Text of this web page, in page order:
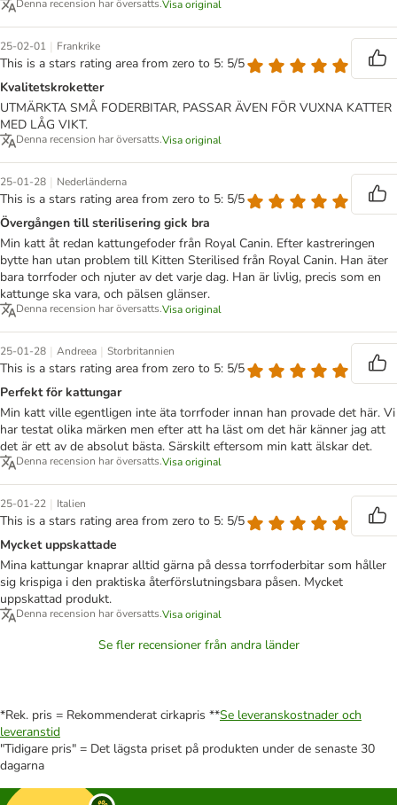
Denna recension har översatts.Visa original
25-02-01 | Frankrike
This is a stars rating area from zero to 5: 5/5
Kvalitetskroketter
UTMÄRKTA SMÅ FODERBITAR, PASSAR ÄVEN FÖR VUXNA KATTER
MED LÅG VIKT.
Denna recension har översatts.Visa original
25-01-28 | Nederländerna
This is a stars rating area from zero to 5: 5/5
Övergången till sterilisering gick bra
Min katt åt redan kattungefoder från Royal Canin. Efter kastreringen
bytte han utan problem till Kitten Sterilised från Royal Canin. Han äter
bara torrfoder och njuter av det varje dag. Han är livlig, precis som en
kattunge ska vara, och pälsen glänser.
Denna recension har översatts.Visa original
25-01-28 | Andreea | Storbritannien
This is a stars rating area from zero to 5: 5/5
Perfekt för kattungar
Min katt ville egentligen inte äta torrfoder innan han provade det här. Vi
har testat olika märken men efter att ha läst om det här känner jag att
det är ett av de absolut bästa. Särskilt eftersom min katt älskar det.
Denna recension har översatts.Visa original
25-01-22 | Italien
This is a stars rating area from zero to 5: 5/5
Mycket uppskattade
Mina kattungar knaprar alltid gärna på dessa torrfoderbitar som håller
sig krispiga i den praktiska återförslutningsbara påsen. Mycket
uppskattad produkt.
Denna recension har översatts.Visa original
Se fler recensioner från andra länder
*Rek. pris = Rekommenderat cirkapris **Se leveranskostnader och
leveranstid
"Tidigare pris" = Det lägsta priset på produkten under de senaste 30
dagarna